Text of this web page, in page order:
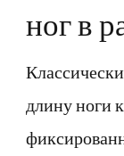
ног в
длину ноги